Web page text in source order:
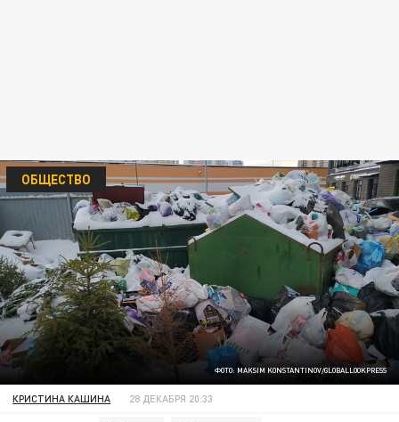
ФОТО: MAKSIM KONSTANTINOV/GLOBALLOOKPRESS
ОБЩЕСТВО
КРИСТИНА КАШИНА 28 ДЕКАБРЯ 20:33